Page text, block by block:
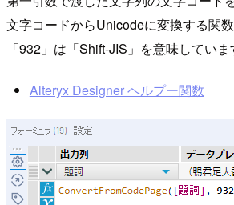
文字コードからUnicodeに変換する関数
「932」は「Shift-JIS」を意味していま
Alteryx Designer ヘルプー関数